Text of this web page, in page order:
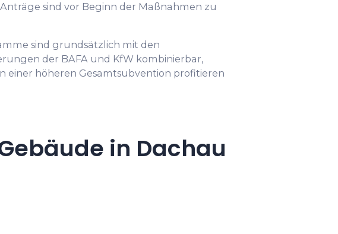
sind vor Beginn der Maßnahmen zu
sind grundsätzlich mit den
der BAFA und KfW kombinierbar,
einer höheren Gesamtsubvention profitieren
in Dachau